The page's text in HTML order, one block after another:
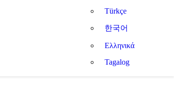
Türkçe
한국어
Ελληνικά
Tagalog